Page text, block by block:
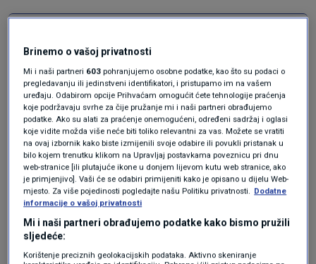
VIJESTI|13. sij.
HDZ se obrušio na Tomaševića zbog
snijega
VIJESTI 7. sij.
Ističu da se financiraju programi iz različitih
područja kao što su udruge branitelja, mladih,
socijalne zaštite, vrhunskog sporta,
umjetničkih organizacija i drugih neprofitnih
subjekata, a od udruga najveći korisnici
proračunskih sredstava su Rukometni klub
Brinemo o vašoj privatnosti
Mi i naši partneri 603 pohranjujemo osobne podatke, kao što su podaci o
pregledavanju ili jedinstveni identifikatori, i pristupamo im na vašem
uređaju. Odabirom opcije Prihvaćam omogućit ćete tehnologije praćenja
koje podržavaju svrhe za čije pružanje mi i naši partneri obrađujemo
podatke. Ako su alati za praćenje onemogućeni, određeni sadržaj i oglasi
koje vidite možda više neće biti toliko relevantni za vas. Možete se vratiti
na ovaj izbornik kako biste izmijenili svoje odabire ili povukli pristanak u
bilo kojem trenutku klikom na Upravljaj postavkama poveznicu pri dnu
web-stranice [ili plutajuće ikone u donjem lijevom kutu web stranice, ako
je primjenjivo]. Vaši će se odabiri primijeniti kako je opisano u dijelu Web-
mjesto. Za više pojedinosti pogledajte našu Politiku privatnosti. Dodatne
informacije o vašoj privatnosti
Mi i naši partneri obrađujemo podatke kako bismo pružili
sljedeće:
Korištenje preciznih geolokacijskih podataka. Aktivno skeniranje